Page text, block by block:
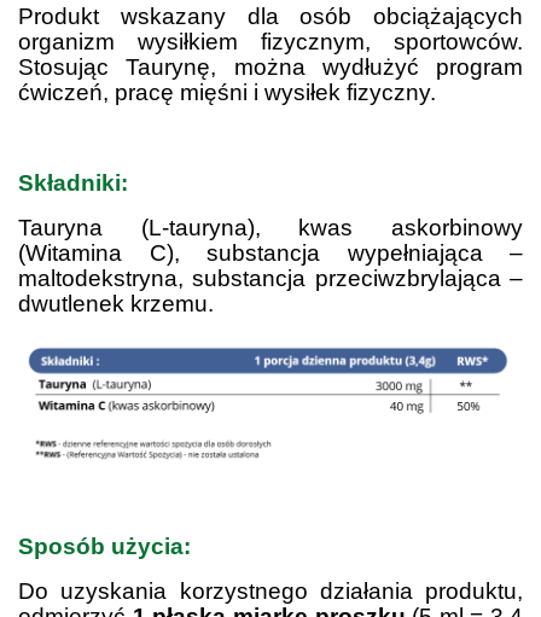
Produkt wskazany dla osób obciążających
organizm wysiłkiem fizycznym, sportowców.
Stosując Taurynę, można wydłużyć program
ćwiczeń, pracę mięśni i wysiłek fizyczny.
Składniki:
Tauryna (L-tauryna), kwas askorbinowy
(Witamina C), substancja wypełniająca –
maltodekstryna, substancja przeciwzbrylająca –
dwutlenek krzemu.
Sposób użycia:
Do uzyskania korzystnego działania produktu,